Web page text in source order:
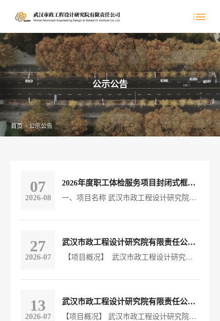
公示公告
首页>公示公告
07
2026-08
2026年度职工体检服务项目封闭式框架协议 中标（成交）结果公告
一、项目名称 武汉市政工程设计研究院有限责任公司2026年度职工体检服务项目封闭式框架协议 二、招标方式 公开招标 三、中标（成交）信息 供应商名称：武汉美年大健康体检管理有限公司、武汉美兆健康管理有限公司、湖北省中西医结合医院 中标（成交）金额：共计70万元 服务类 名称：武汉市政工程设计研究院有限责任公司2026年度职工体检服务项目 封闭式框架协议 合同履行期限： 1 年。 项目负责人：蔡文娟
27
2026-07
武汉市政工程设计研究院有限责任公司职工补充医疗保险服务采购项目招标公告
【项目概况】 武汉市政工程设计研究院有限责任公司职工补充医疗保险服务采购项目的潜在投标人请于2026年7月28日至2026年8月3日，将相关纸质版报名资料递交至本公告指定地址武汉市宏建基础设施建设有限公司（地址：武汉市江汉区常青路40号）获取招标文件，并于2026年8月17日14点30分（北京时间）前递交投标文件至本公告地址武汉市宏建基础设施建设有限公司（武汉市江汉区常青路40号）。 一、项目基本情况 1、项目编号：WHHJ-ZB-2026026 2、采购计划备案号： / &nbs
13
2026-07
武汉市政工程设计研究院有限责任公司2026年度职工体检服务项目 封闭式框架协议征集公告
【项目概况】 武汉市政工程设计研究院有限责任公司2026年度职工体检服务项目封闭式框架协议的潜在供应商在武汉市政工程设计研究院有限责任公司（武汉市江汉区常青路45号1-5层）获取征集文件，并于2026年08月3日9点30分（北京时间）前递交响应文件。 一、项目基本情况 1、项目名称：武汉市政工程设计研究院有限责任公司2026年度职工体检服务项目封闭式框架协议 2、采购方式：公开招标 3、预算金额：70万/年 4、采购需求：通过公开招标选择3家符合招标要求的投标